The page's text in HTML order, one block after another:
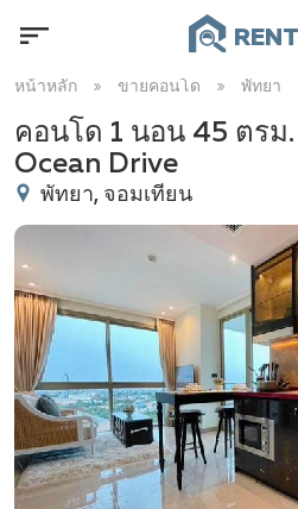
หน้าหลัก ขายคอนโด พัทยา
คอนโด 1 นอน 45 ตรม
Ocean Drive
พัทยา, จอมเทียน